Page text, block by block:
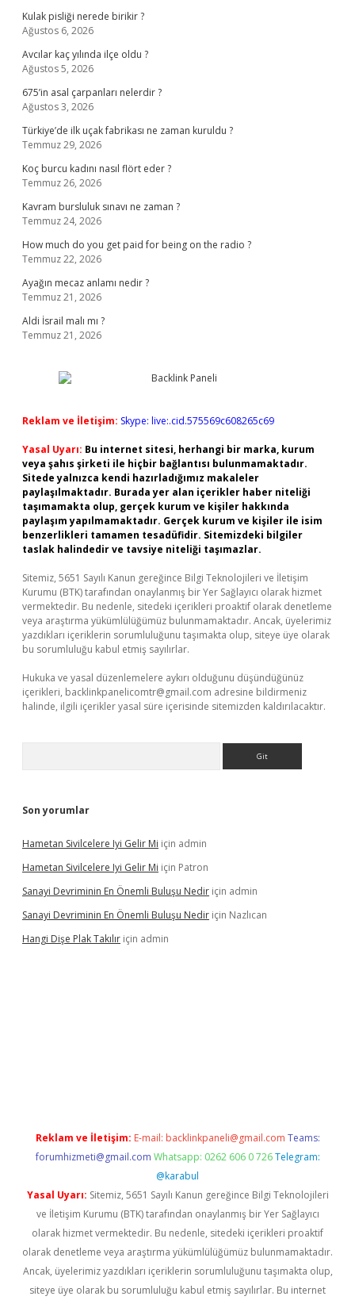
Kulak pisliği nerede birikir ?
Ağustos 6, 2026
Avcılar kaç yılında ilçe oldu ?
Ağustos 5, 2026
675’in asal çarpanları nelerdir ?
Ağustos 3, 2026
Türkiye’de ilk uçak fabrikası ne zaman kuruldu ?
Temmuz 29, 2026
Koç burcu kadını nasıl flört eder ?
Temmuz 26, 2026
Kavram bursluluk sınavı ne zaman ?
Temmuz 24, 2026
How much do you get paid for being on the radio ?
Temmuz 22, 2026
Ayağın mecaz anlamı nedir ?
Temmuz 21, 2026
Aldi İsrail malı mı ?
Temmuz 21, 2026
Reklam ve İletişim: Skype: live:.cid.575569c608265c69
Yasal Uyarı: Bu internet sitesi, herhangi bir marka, kurum
veya şahıs şirketi ile hiçbir bağlantısı bulunmamaktadır.
Sitede yalnızca kendi hazırladığımız makaleler
paylaşılmaktadır. Burada yer alan içerikler haber niteliği
taşımamakta olup, gerçek kurum ve kişiler hakkında
paylaşım yapılmamaktadır. Gerçek kurum ve kişiler ile isim
benzerlikleri tamamen tesadüfidir. Sitemizdeki bilgiler
taslak halindedir ve tavsiye niteliği taşımazlar.
Sitemiz, 5651 Sayılı Kanun gereğince Bilgi Teknolojileri ve İletişim
Kurumu (BTK) tarafından onaylanmış bir Yer Sağlayıcı olarak hizmet
vermektedir. Bu nedenle, sitedeki içerikleri proaktif olarak denetleme
veya araştırma yükümlülüğümüz bulunmamaktadır. Ancak, üyelerimiz
yazdıkları içeriklerin sorumluluğunu taşımakta olup, siteye üye olarak
bu sorumluluğu kabul etmiş sayılırlar.
Hukuka ve yasal düzenlemelere aykırı olduğunu düşündüğünüz
içerikleri, backlinkpanelicomtr@gmail.com adresine bildirmeniz
halinde, ilgili içerikler yasal süre içerisinde sitemizden kaldırılacaktır.
Son yorumlar
Hametan Sivilcelere Iyi Gelir Mi için admin
Hametan Sivilcelere Iyi Gelir Mi için Patron
Sanayi Devriminin En Önemli Buluşu Nedir için admin
Sanayi Devriminin En Önemli Buluşu Nedir için Nazlıcan
Hangi Dişe Plak Takılır için admin
Reklam ve İletişim: E-mail: backlinkpaneli@gmail.com Teams:
forumhizmeti@gmail.com Whatsapp: 0262 606 0 726 Telegram:
@karabul
Yasal Uyarı: Sitemiz, 5651 Sayılı Kanun gereğince Bilgi Teknolojileri
ve İletişim Kurumu (BTK) tarafından onaylanmış bir Yer Sağlayıcı
olarak hizmet vermektedir. Bu nedenle, sitedeki içerikleri proaktif
olarak denetleme veya araştırma yükümlülüğümüz bulunmamaktadır.
Ancak, üyelerimiz yazdıkları içeriklerin sorumluluğunu taşımakta olup,
siteye üye olarak bu sorumluluğu kabul etmiş sayılırlar. Bu internet